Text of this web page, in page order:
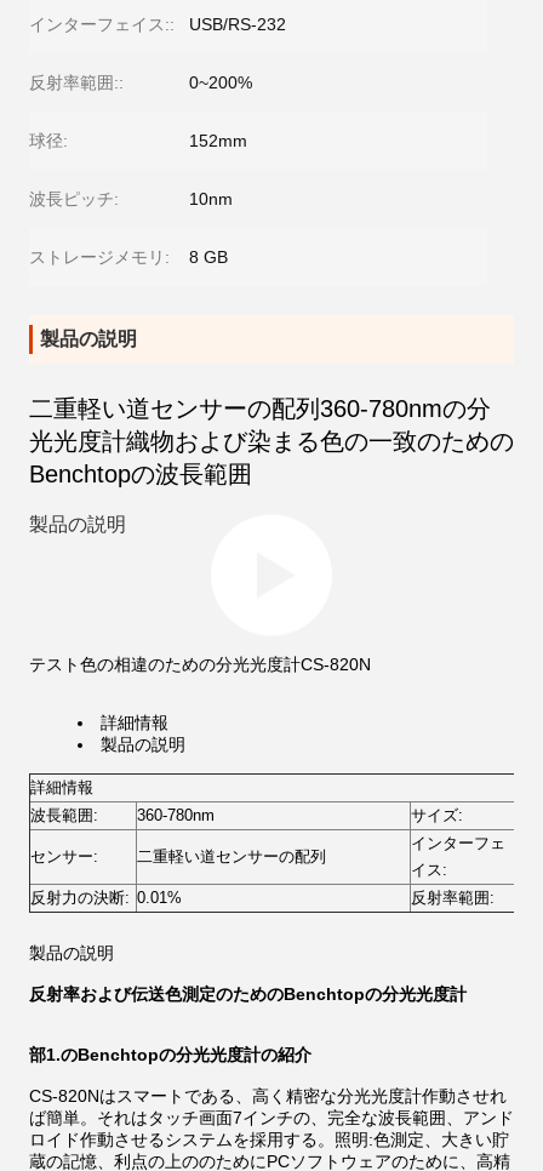
インターフェイス:: USB/RS-232
反射率範囲:: 0~200%
球径: 152mm
波長ピッチ: 10nm
ストレージメモリ: 8 GB
製品の説明
二重軽い道センサーの配列360-780nmの分
光光度計織物および染まる色の一致のための
Benchtopの波長範囲
製品の説明
テスト色の相違のための分光光度計CS-820N
詳細情報
製品の説明
詳細情報
波長範囲:
360-780nm サイズ:
センサー: 二重軽い道センサーの配列
インターフェ
イス:
反射力の決断: 0.01% 反射率範囲:
製品の説明
反射率および伝送色測定のためのBenchtopの分光光度計
部1.のBenchtopの分光光度計の紹介
CS-820Nはスマートである、高く精密な分光光度計作動させれ
ば簡単。それはタッチ画面7インチの、完全な波長範囲、アンド
ロイド作動させるシステムを採用する。照明:色測定、大きい貯
蔵の記憶、利点の上ののためにPCソフトウェアのために、高精